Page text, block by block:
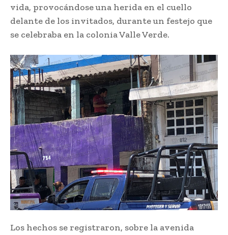
vida, provocándose una herida en el cuello
delante de los invitados, durante un festejo que
se celebraba en la colonia Valle Verde.
Los hechos se registraron, sobre la avenida